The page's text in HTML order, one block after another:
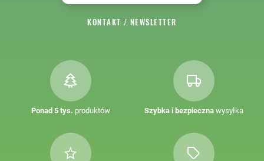
KONTAKT / NEWSLETTER
Ponad 5 tys. produktów Szybka i bezpiecznawysyłka